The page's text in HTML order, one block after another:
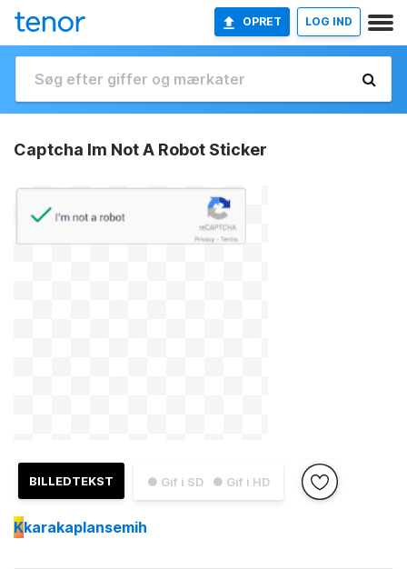
OPRET LOG IND
Captcha Im Not A Robot Sticker
● Gif i SD ● Gif i HD
BILLEDTEKST
Kkarakaplansemih